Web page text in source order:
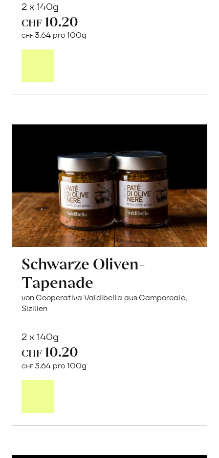
2 x 140g
CHF 10.20
CHF 3.64 pro 100g
Schwarze Oliven-
Tapenade
von Cooperativa Valdibella aus Camporeale,
Sizilien
2 x 140g
CHF 10.20
CHF 3.64 pro 100g